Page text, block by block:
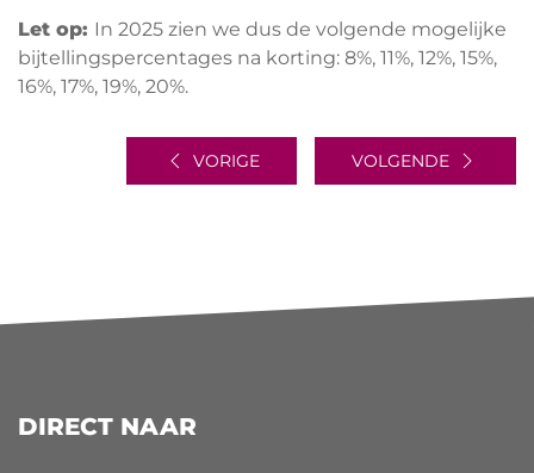
Let op: In 2025 zien we dus de volgende mogelijke
bijtellingspercentages na korting: 8%, 11%, 12%, 15%,
16%, 17%, 19%, 20%.
VORIGE VOLGENDE
DIRECT NAAR